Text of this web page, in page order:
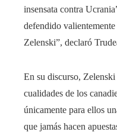
insensata contra
defendido
Zelenski”, declaró
En su discurso,
cualidades de los
únicamente para ellos
que jamás hacen